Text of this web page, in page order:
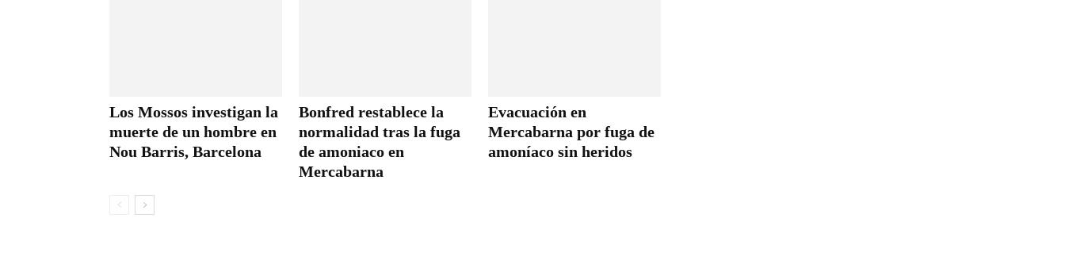
Los Mossos investigan la
muerte de un hombre en
Nou Barris, Barcelona
Bonfred restablece la
normalidad tras la fuga
de amoniaco en
Mercabarna
Evacuación en
Mercabarna por fuga de
amoníaco sin heridos